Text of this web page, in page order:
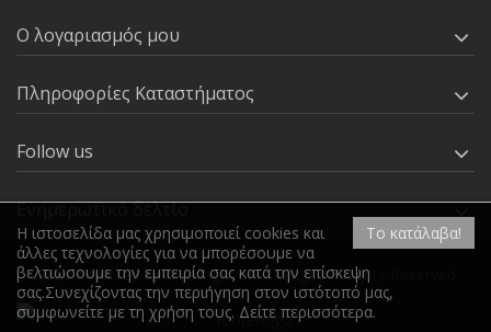
Ο λογαριασμός μου
Πληροφορίες Καταστήματος
Follow us
Ενημερωτικό δελτίο
2026 Powered by cooking-workshop.gr. All Rights Reserved
Το κατάλαβα!
Η ιστοσελίδα μας χρησιμοποιεί cookies και
άλλες τεχνολογίες για να μπορέσουμε να
βελτιώσουμε την εμπειρία σας κατά την επίσκεψη
σας.Συνεχίζοντας την περιήγηση στον ιστότοπό μας,
συμφωνείτε με τη χρήση τους. Δείτε περισσότερα.